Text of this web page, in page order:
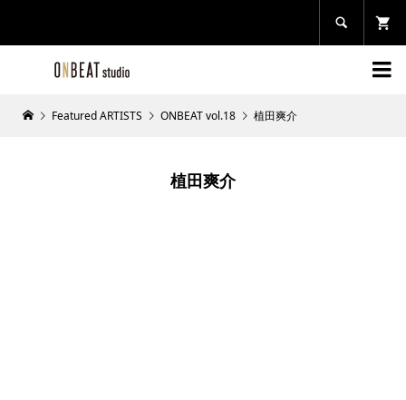


Featured ARTISTS ONBEAT vol.18 植田爽介
植田爽介